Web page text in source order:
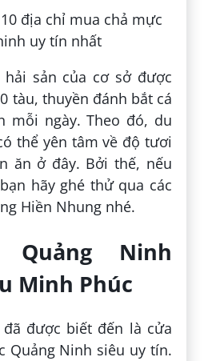
sản của cơ sở được
tàu, thuyền đánh bắt cá
mỗi ngày. Theo đó, du
thể yên tâm về độ tươi
ăn ở đây. Bởi thế, nếu
hãy ghé thử qua các
Hiền Nhung nhé.
Ninh
Minh Phúc
được biết đến là cửa
Quảng Ninh siêu uy tín.